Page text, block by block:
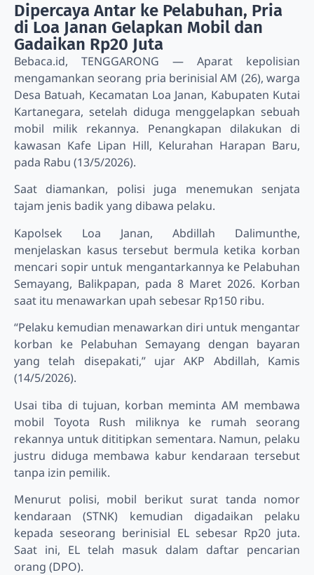
Dipercaya Antar ke Pelabuhan, Pria
di Loa Janan Gelapkan Mobil dan
Gadaikan Rp20 Juta
Bebaca.id, TENGGARONG — Aparat kepolisian
mengamankan seorang pria berinisial AM (26), warga
Desa Batuah, Kecamatan Loa Janan, Kabupaten Kutai
Kartanegara, setelah diduga menggelapkan sebuah
mobil milik rekannya. Penangkapan dilakukan di
kawasan Kafe Lipan Hill, Kelurahan Harapan Baru,
pada Rabu (13/5/2026).
Saat diamankan, polisi juga menemukan senjata
tajam jenis badik yang dibawa pelaku.
Kapolsek Loa Janan, Abdillah Dalimunthe,
menjelaskan kasus tersebut bermula ketika korban
mencari sopir untuk mengantarkannya ke Pelabuhan
Semayang, Balikpapan, pada 8 Maret 2026. Korban
saat itu menawarkan upah sebesar Rp150 ribu.
“Pelaku kemudian menawarkan diri untuk mengantar
korban ke Pelabuhan Semayang dengan bayaran
yang telah disepakati,” ujar AKP Abdillah, Kamis
(14/5/2026).
Usai tiba di tujuan, korban meminta AM membawa
mobil Toyota Rush miliknya ke rumah seorang
rekannya untuk dititipkan sementara. Namun, pelaku
justru diduga membawa kabur kendaraan tersebut
tanpa izin pemilik.
Menurut polisi, mobil berikut surat tanda nomor
kendaraan (STNK) kemudian digadaikan pelaku
kepada seseorang berinisial EL sebesar Rp20 juta.
Saat ini, EL telah masuk dalam daftar pencarian
orang (DPO).